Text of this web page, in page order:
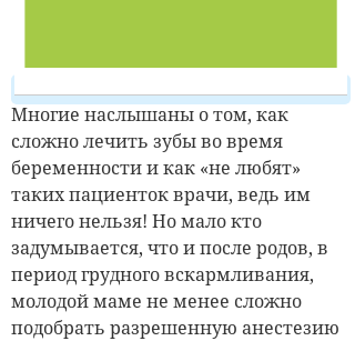
Многие наслышаны о том, как
сложно лечить зубы во время
беременности и как «не любят»
таких пациенток врачи, ведь им
ничего нельзя! Но мало кто
задумывается, что и после родов, в
период грудного вскармливания,
молодой маме не менее сложно
подобрать разрешенную анестезию